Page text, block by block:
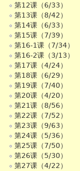
第12课（6/33）
第13课（8/42）
第14课（6/33）
第15课（7/39）
第16-1课（7/34）
第16-2课（3/13）
第17课（4/24）
第18课（6/29）
第19课（7/40）
第20课（4/20）
第21课（8/56）
第22课（7/52）
第23课（9/63）
第24课（5/36）
第25课（7/50）
第26课（5/30）
第27课（4/22）